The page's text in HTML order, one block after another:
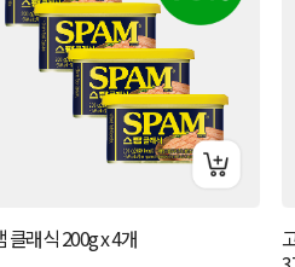
클래식 200g x 4개